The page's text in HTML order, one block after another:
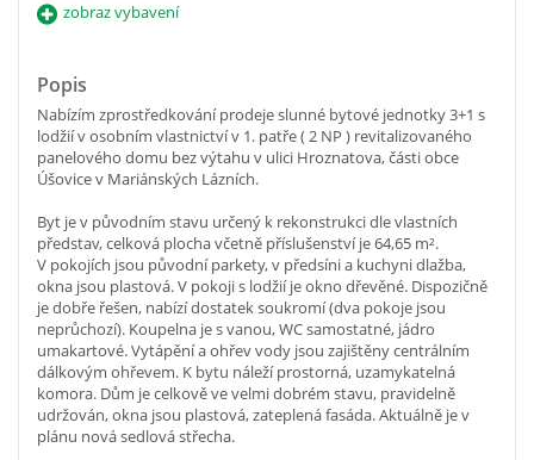
zobraz vybavení
Popis
Nabízím zprostředkování prodeje slunné bytové jednotky 3+1 s
lodžií v osobním vlastnictví v 1. patře ( 2 NP ) revitalizovaného
panelového domu bez výtahu v ulici Hroznatova, části obce
Úšovice v Mariánských Lázních.
Byt je v původním stavu určený k rekonstrukci dle vlastních
představ, celková plocha včetně příslušenství je 64,65 m².
V pokojích jsou původní parkety, v předsíni a kuchyni dlažba,
okna jsou plastová. V pokoji s lodžií je okno dřevěné. Dispozičně
je dobře řešen, nabízí dostatek soukromí (dva pokoje jsou
neprůchozí). Koupelna je s vanou, WC samostatné, jádro
umakartové. Vytápění a ohřev vody jsou zajištěny centrálním
dálkovým ohřevem. K bytu náleží prostorná, uzamykatelná
komora. Dům je celkově ve velmi dobrém stavu, pravidelně
udržován, okna jsou plastová, zateplená fasáda. Aktuálně je v
plánu nová sedlová střecha.